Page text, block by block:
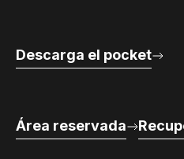
Descarga el pocket
Área reservada